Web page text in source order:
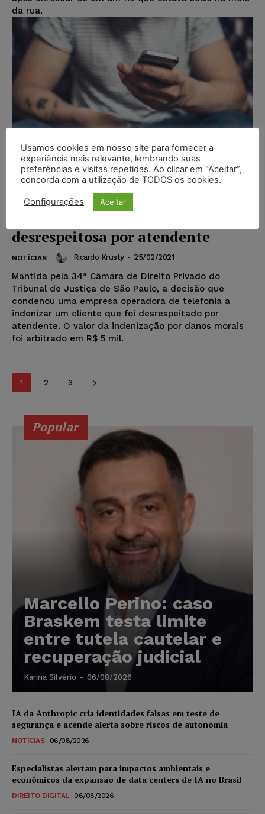
da rua.
Empresa de telefonia indenizará
desrespeitosa por atendente
NOTÍCIAS Ricardo Krusty - 25/02/2021
Mantida pela 34ª Câmara de Direito Privado do
Tribunal de Justiça de São Paulo, a decisão que
condenou uma empresa operadora de telefonia a
indenizar um cliente que foi desrespeitado por
atendente. O valor da indenização por danos morais
foi arbitrado em R$ 5 mil.
1 2 3
Popular
Marcello Perino: caso
Braskem testa limite
entre tutela cautelar e
recuperação judicial
Karina Silvério - 06/08/2026
IA da Anthropic cria identidades falsas em teste de
segurança e acende alerta sobre riscos de autonomia
NOTÍCIAS 06/08/2026
Especialistas alertam para impactos ambientais e
econômicos da expansão de data centers de IA no Brasil
DIREITO DIGITAL 06/08/2026
Usamos cookies em nosso site para fornecer a
experiência mais relevante, lembrando suas
preferências e visitas repetidas. Ao clicar em “Aceitar”,
concorda com a utilização de TODOS os cookies.
Configurações Aceitar